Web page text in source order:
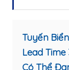
Tuyến
Lead
Có Thể